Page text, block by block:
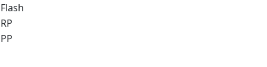
Flash
RP
PP